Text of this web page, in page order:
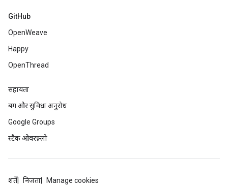
GitHub
OpenWeave
Happy
OpenThread
सहायता
बग और सुविधा अनुरोध
Google Groups
स्टैक ओवरफ़्लो
शर्तें निजता Manage cookies